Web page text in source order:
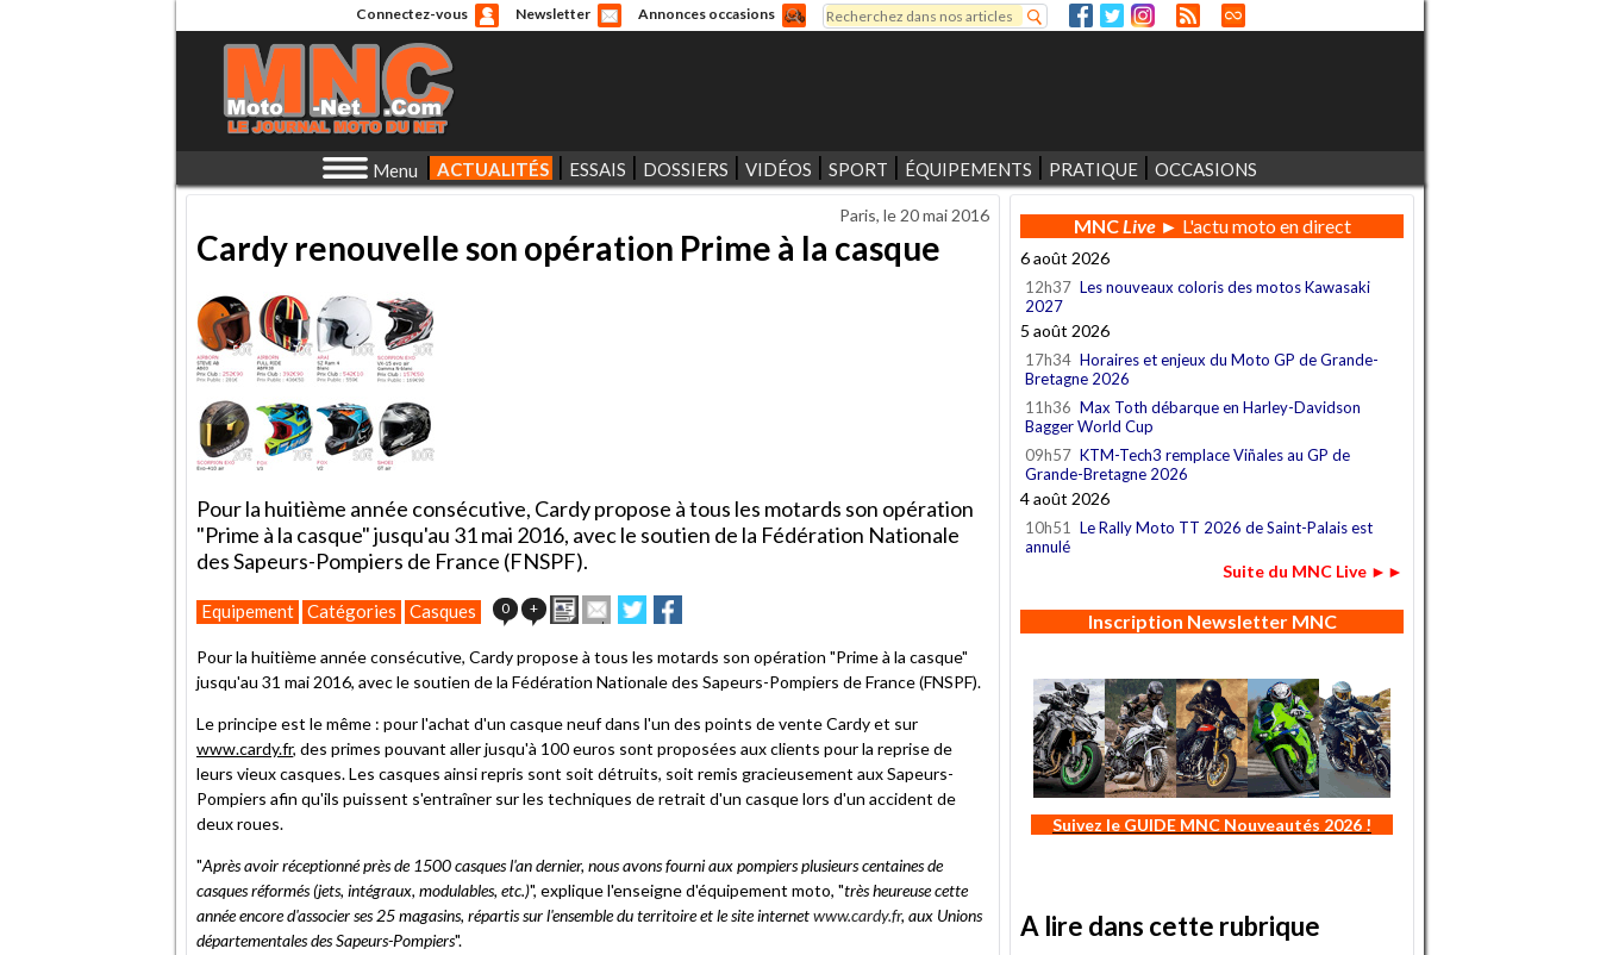
Connectez-vous Newsletter Annonces occasions
Formulaire de recherche
Rechercher
Menu ACTUALITÉS ESSAIS DOSSIERS VIDÉOS SPORT ÉQUIPEMENTS PRATIQUE OCCASIONS
Paris, le 20 mai 2016
Cardy renouvelle son opération Prime à la casque
Pour la huitième année consécutive, Cardy propose à tous les motards son opération
"Prime à la casque" jusqu'au 31 mai 2016, avec le soutien de la Fédération Nationale
des Sapeurs-Pompiers de France (FNSPF).
Equipement Catégories Casques 0 + ImprimerEnvoyer
cet
à
un
Partager
sur
sur
Pour la huitième année consécutive, Cardy propose à tous les motards son opération "Prime à la casque"
jusqu'au 31 mai 2016, avec le soutien de la Fédération Nationale des Sapeurs-Pompiers de France (FNSPF).
Le principe est le même : pour l'achat d'un casque neuf dans l'un des points de vente Cardy et sur
www.cardy.fr, des primes pouvant aller jusqu'à 100 euros sont proposées aux clients pour la reprise de
leurs vieux casques. Les casques ainsi repris sont soit détruits, soit remis gracieusement aux Sapeurs-
Pompiers afin qu'ils puissent s'entraîner sur les techniques de retrait d'un casque lors d'un accident de
deux roues.
"Après avoir réceptionné près de 1500 casques l'an dernier, nous avons fourni aux pompiers plusieurs centaines de
casques réformés (jets, intégraux, modulables, etc.)", explique l'enseigne d'équipement moto, "très heureuse cette
année encore d'associer ses 25 magasins, répartis sur l'ensemble du territoire et le site internetwww.cardy.fr, aux Unions
départementales des Sapeurs-Pompiers".
MNCLive► L'actu moto en direct
6 août 2026
12h37 Les nouveaux coloris des motos Kawasaki
2027
5 août 2026
17h34 Horaires et enjeux du Moto GP de Grande-
Bretagne 2026
11h36 Max Toth débarque en Harley-Davidson
Bagger World Cup
09h57 KTM-Tech3 remplace Viñales au GP de
Grande-Bretagne 2026
4 août 2026
10h51
Le Rally Moto TT 2026 de Saint-Palais est
annulé
Suite du MNC Live ►►
Inscription Newsletter MNC
Suivez le GUIDE MNC Nouveautés 2026 !
A lire dans cette rubrique